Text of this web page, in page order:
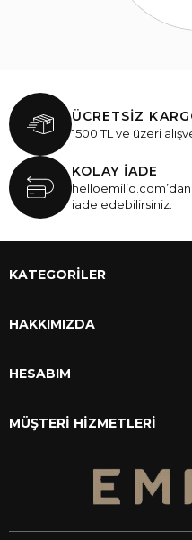
ÜCRETSİZ
1500 TL ve üzeri
KOLAY İADE
helloemilio.com’dan
iade edebilirsiniz.
KATEGORİLER
HAKKIMIZDA
HESABIM
MÜŞTERİ HİZMETLERİ